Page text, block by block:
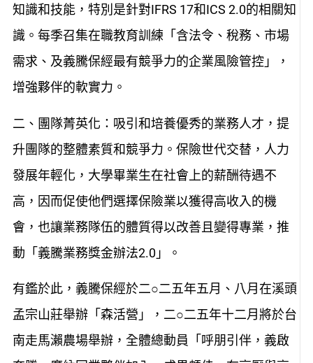
知識和技能，特別是針對IFRS 17和ICS 2.0的相關知
識。每季召集在職教育訓練「含法令、稅務、市場
需求、及義騰保經最有競爭力的企業風險管控」，
增強夥伴的軟實力。
二、團隊菁英化：吸引和培養優秀的業務人才，提
升團隊的整體素質和競爭力。保險世代交替，人力
發展年輕化，大學畢業生在社會上的薪酬待遇不
高，因而促使他們選擇保險業以獲得高收入的機
會，也讓業務隊伍的體質得以改善且變得專業，推
動「義騰業務獎金辦法2.0」。
有鑑於此，義騰保經於二○二五年五月、八月在溪頭
孟宗山莊舉辦「森活營」，二○二五年十二月將於台
南走馬瀨農場舉辦，全體總動員「呼朋引伴，義啟